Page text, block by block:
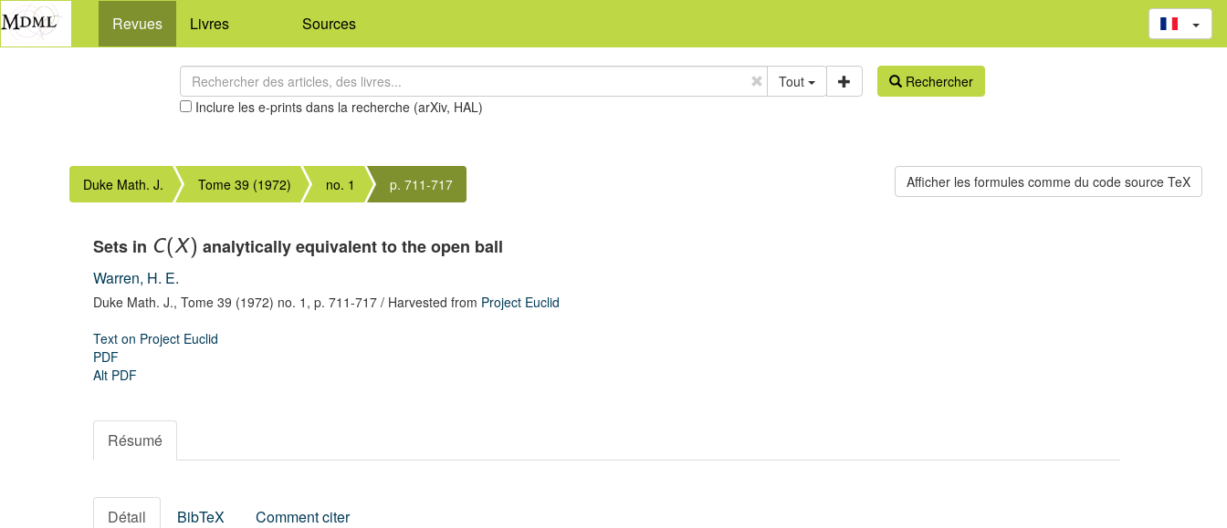
Revues Livres Sources
Tout
Inclure les e-prints dans la recherche (arXiv, HAL)
Rechercher
Duke Math. J. Tome 39 (1972) no. 1 p. 711-717
Sets in C(X ) analytically equivalent to the open ball
Warren, H. E.
Duke Math. J., Tome 39 (1972) no. 1, p. 711-717 / Harvested from Project Euclid
Text on Project Euclid
PDF
Alt PDF
Résumé
Détail BibTeX Comment citer